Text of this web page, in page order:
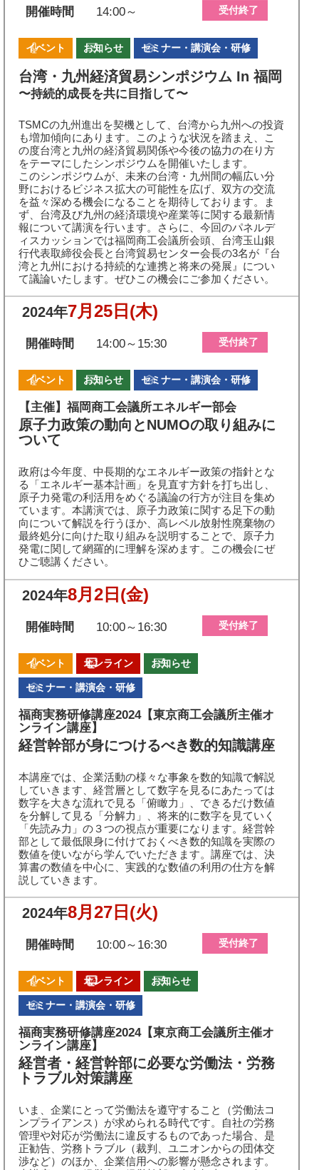
開催時間 14:00～ 受付終了
イベント お知らせ セミナー・講演会・研修
台湾・九州経済貿易シンポジウム In 福岡
〜持続的成長を共に目指して〜
TSMCの九州進出を契機として、台湾から九州への投資
も増加傾向にあります。このような状況を踏まえ、こ
の度台湾と九州の経済貿易関係や今後の協力の在り方
をテーマにしたシンポジウムを開催いたします。
このシンポジウムが、未来の台湾・九州間の幅広い分
野におけるビジネス拡大の可能性を広げ、双方の交流
を益々深める機会になることを期待しております。ま
ず、台湾及び九州の経済環境や産業等に関する最新情
報について講演を行います。さらに、今回のパネルデ
ィスカッションでは福岡商工会議所会頭、台湾玉山銀
行代表取締役会長と台湾貿易センター会長の3名が『台
湾と九州における持続的な連携と将来の発展』につい
て議論いたします。ぜひこの機会にご参加ください。
2024年7月25日 (木)
開催時間 14:00～15:30 受付終了
イベント お知らせ セミナー・講演会・研修
【主催】福岡商工会議所エネルギー部会
原子力政策の動向とNUMOの取り組みに
ついて
政府は今年度、中長期的なエネルギー政策の指針とな
る「エネルギー基本計画」を見直す方針を打ち出し、
原子力発電の利活用をめぐる議論の行方が注目を集め
ています。本講演では、原子力政策に関する足下の動
向について解説を行うほか、高レベル放射性廃棄物の
最終処分に向けた取り組みを説明することで、原子力
発電に関して網羅的に理解を深めます。この機会にぜ
ひご聴講ください。
2024年8月2日 (金)
開催時間 10:00～16:30 受付終了
イベント オンライン お知らせ
セミナー・講演会・研修
福商実務研修講座2024【東京商工会議所主催オ
ンライン講座】
経営幹部が身につけるべき数的知識講座
本講座では、企業活動の様々な事象を数的知識で解説
していきます、経営層として数字を見るにあたっては
数字を大きな流れで見る「俯瞰力」、できるだけ数値
を分解して見る「分解力」、将来的に数字を見ていく
「先読み力」の３つの視点が重要になります。経営幹
部として最低限身に付けておくべき数的知識を実際の
数値を使いながら学んでいただきます。講座では、決
算書の数値を中心に、実践的な数値の利用の仕方を解
説していきます。
2024年8月27日 (火)
開催時間 10:00～16:30 受付終了
イベント オンライン お知らせ
セミナー・講演会・研修
福商実務研修講座2024【東京商工会議所主催オ
ンライン講座】
経営者・経営幹部に必要な労働法・労務
トラブル対策講座
いま、企業にとって労働法を遵守すること（労働法コ
ンプライアンス）が求められる時代です。自社の労務
管理や対応が労働法に違反するものであった場合、是
正勧告、労務トラブル（裁判、ユニオンからの団体交
渉など）のほか、企業信用への影響が懸念されます。